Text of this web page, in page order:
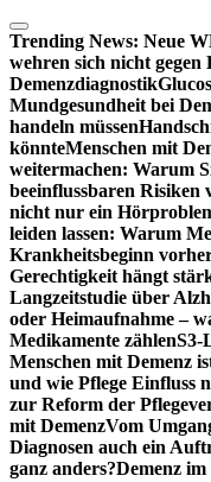
Zum
Inhalt
springen
Trending News: Neue
wehren sich nicht gegen
Demenzdiagnostik
Mundgesundheit bei
handeln müssen
könnteMenschen mit
weitermachen: Warum
beeinflussbaren Risiken
nicht nur ein
leiden lassen: Warum
Krankheitsbeginn
Gerechtigkeit hängt
Langzeitstudie über
oder Heimaufnahme –
Medikamente zählenS3-
Menschen mit Demenz
und wie Pflege Einfluss
zur Reform der
mit DemenzVom
Diagnosen auch ein
ganz anders?Demenz